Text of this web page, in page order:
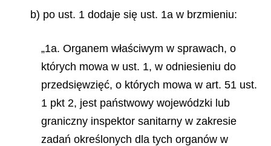
b) po ust. 1 dodaje się ust. 1a w brzmieniu:
„1a. Organem właściwym w sprawach, o
których mowa w ust. 1, w odniesieniu do
przedsięwzięć, o których mowa w art. 51 ust.
1 pkt 2, jest państwowy wojewódzki lub
graniczny inspektor sanitarny w zakresie
zadań określonych dla tych organów w